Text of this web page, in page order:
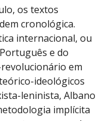
os textos
cronológica.
internacional, ou
e do
em
ideológicos
leninista, Albano
implícita